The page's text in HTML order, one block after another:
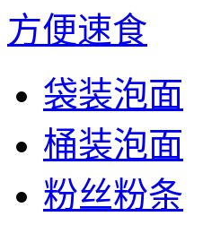
方便速食
袋装泡面
桶装泡面
粉丝粉条